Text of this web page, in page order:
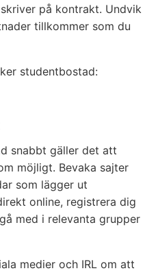
på kontrakt. Undvik
tillkommer som du
studentbostad:
snabbt gäller det att
möjligt. Bevaka sajter
som lägger ut
online, registrera dig
med i relevanta grupper
medier och IRL om att